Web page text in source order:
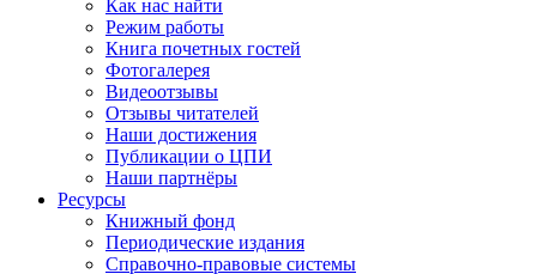
Как нас найти
Режим работы
Книга почетных гостей
Фотогалерея
Видеоотзывы
Отзывы читателей
Наши достижения
Публикации о ЦПИ
Наши партнёры
Ресурсы
Книжный фонд
Периодические издания
Справочно-правовые системы